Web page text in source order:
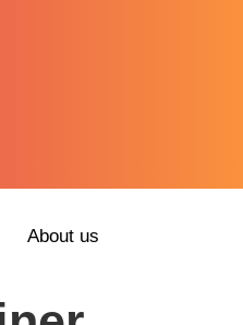
About us